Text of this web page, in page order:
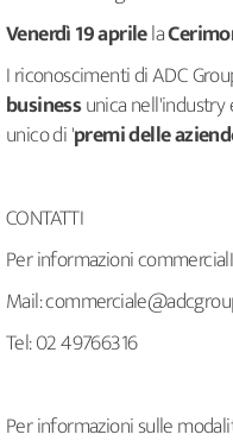
Venerdì 19 aprilela
I riconoscimenti di ADC
businessunica
unico di 'premi delle
CONTATTI
Per informazioni commercialI
Mail:
Tel: 02 49766316
Per informazioni sulle